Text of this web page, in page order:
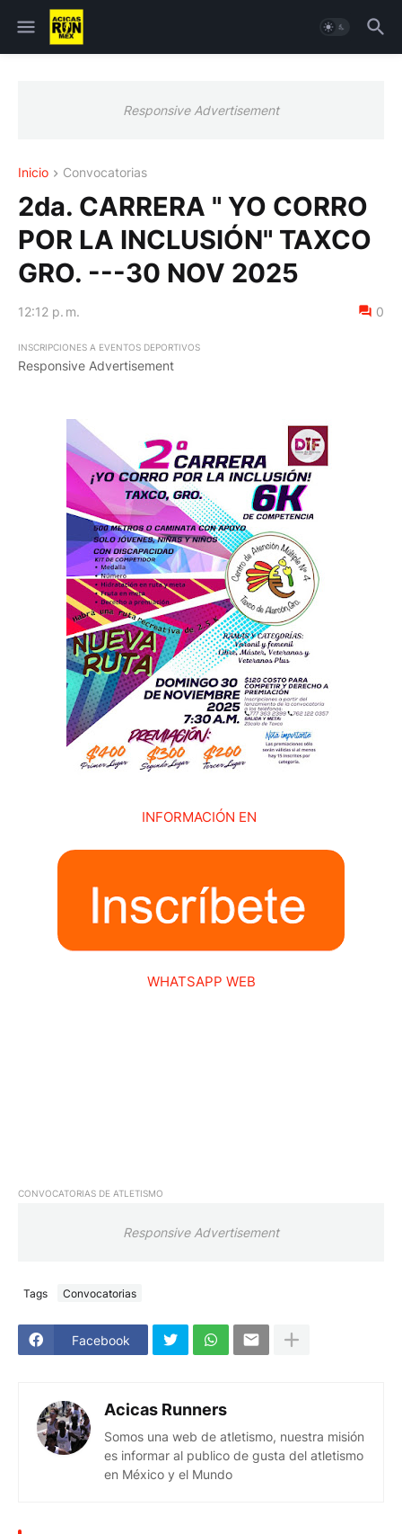
Responsive Advertisement
Inicio Convocatorias
2da. CARRERA " YO CORRO
POR LA INCLUSIÓN" TAXCO
GRO. ---30 NOV 2025
12:12 p. m. 0
INSCRIPCIONES A EVENTOS DEPORTIVOS
Responsive Advertisement
INFORMACIÓN EN
WHATSAPP WEB
CONVOCATORIAS DE ATLETISMO
Responsive Advertisement
Tags Convocatorias
Facebook
Acicas Runners
Somos una web de atletismo, nuestra misión
es informar al publico de gusta del atletismo
en México y el Mundo